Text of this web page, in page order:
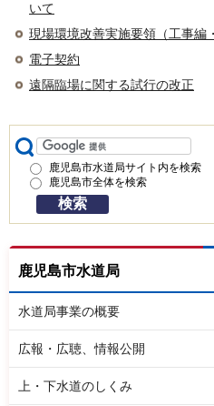
いて
現場環境改善実施要領（工事編
電子契約
遠隔臨場に関する試行の改正
鹿児島市水道局サイト内を検索
鹿児島市全体を検索
鹿児島市水道局
水道局事業の概要
広報・広聴、情報公開
上・下水道のしくみ